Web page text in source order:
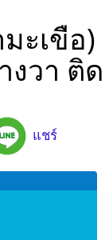
ะเขือ)
งวา ติด
แชร์